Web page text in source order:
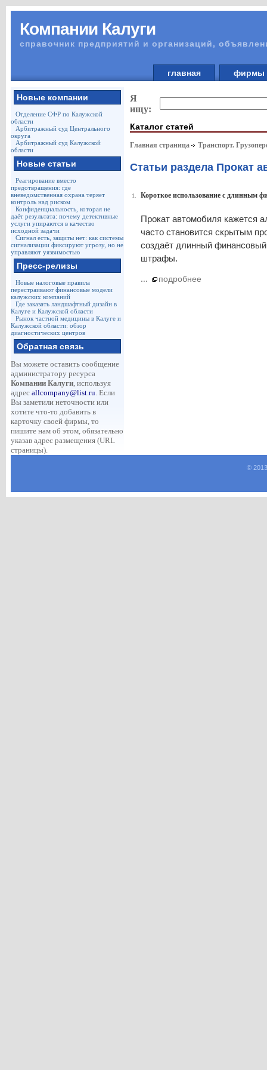
Компании Калуги
справочник предприятий и организаций,
главная
Новые компании
Отделение СФР по Калужской
области
Арбитражный суд Центрального
округа
Арбитражный суд Калужской
области
Новые статьи
Реагирование вместо
предотвращения: где
вневедомственная охрана теряет
контроль над риском
Конфиденциальность, которая не
даёт результата: почему детективные
услуги упираются в качество
исходной задачи
Сигнал есть, защиты нет: как системы
сигнализации фиксируют угрозу, но не
управляют уязвимостью
Пресс-релизы
Новые налоговые правила
перестраивают финансовые модели
калужских компаний
Где заказать ландшафтный дизайн в
Калуге и Калужской области
Рынок частной медицины в Калуге и
Калужской области: обзор
диагностических центров
Обратная связь
Вы можете оставить сообщение
администратору ресурса
Компании Калуги, используя
адрес allcompany@list.ru. Если
Вы заметили неточности или
хотите что-то добавить в
карточку своей фирмы, то
пишите нам об этом, обязательно
указав адрес размещения (URL
страницы).
Я
ищу:
Каталог статей
Главная страница Транспорт.
Статьи раздела Прокат
1. Короткое использование с длинным
Прокат автомобиля кажется
часто становится скрытым
создаёт длинный финансовый
штрафы.
... подробнее
©